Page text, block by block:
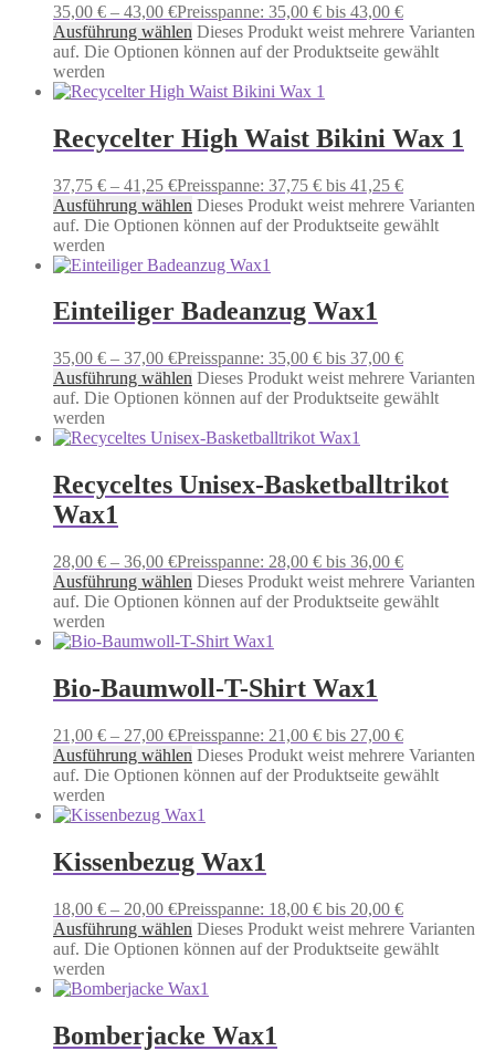
35,00 € – 43,00 €Preisspanne: 35,00 € bis 43,00 €
Ausführung wählen Dieses Produkt weist mehrere Varianten
auf. Die Optionen können auf der Produktseite gewählt
werden
Recycelter High Waist Bikini Wax 1
37,75 € – 41,25 €Preisspanne: 37,75 € bis 41,25 €
Ausführung wählen Dieses Produkt weist mehrere Varianten
auf. Die Optionen können auf der Produktseite gewählt
werden
Einteiliger Badeanzug Wax1
35,00 € – 37,00 €Preisspanne: 35,00 € bis 37,00 €
Ausführung wählen Dieses Produkt weist mehrere Varianten
auf. Die Optionen können auf der Produktseite gewählt
werden
Recyceltes Unisex-Basketballtrikot
Wax1
28,00 € – 36,00 €Preisspanne: 28,00 € bis 36,00 €
Ausführung wählen Dieses Produkt weist mehrere Varianten
auf. Die Optionen können auf der Produktseite gewählt
werden
Bio-Baumwoll-T-Shirt Wax1
21,00 € – 27,00 €Preisspanne: 21,00 € bis 27,00 €
Ausführung wählen Dieses Produkt weist mehrere Varianten
auf. Die Optionen können auf der Produktseite gewählt
werden
Kissenbezug Wax1
18,00 € – 20,00 €Preisspanne: 18,00 € bis 20,00 €
Ausführung wählen Dieses Produkt weist mehrere Varianten
auf. Die Optionen können auf der Produktseite gewählt
werden
Bomberjacke Wax1